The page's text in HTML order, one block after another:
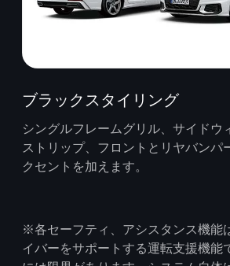
ブラックスタイリング
シングルフレームグリル、サイドウ
ストリップ、フロントとリヤバンパ
クセントを加えます。
※各セーフティ、アシスタンス機能
イバーをサポートする運転支援機能